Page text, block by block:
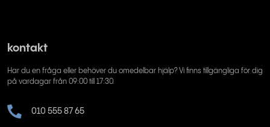
kontakt
Har du en fråga eller behöver du omedelbar hjälp? Vi finns tillgängliga för dig
på vardagar från 09:00 till 17:30.
010 555 87 65